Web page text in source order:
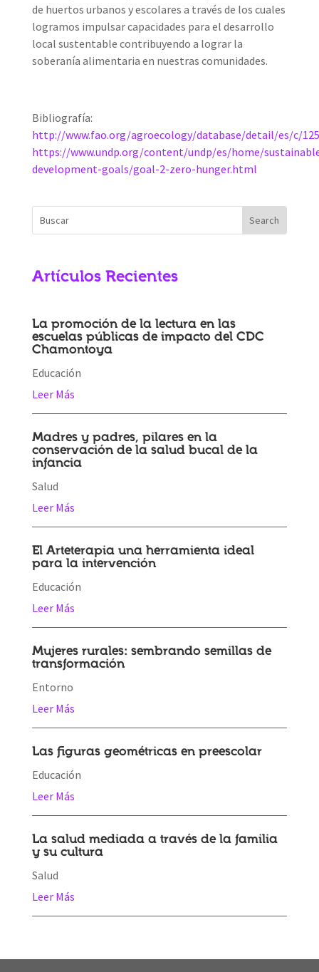
de huertos urbanos y escolares a través de los cuales
logramos impulsar capacidades para el desarrollo
local sustentable contribuyendo a lograr la
soberanía alimentaria en nuestras comunidades.
Bibliografía:
http://www.fao.org/agroecology/database/detail/es/c/
https://www.undp.org/content/undp/es/home/
development-goals/goal-2-zero-hunger.html
Artículos Recientes
La promoción de la lectura en las
escuelas públicas de impacto del CDC
Chamontoya
Educación
Leer Más
Madres y padres, pilares en la
conservación de la salud bucal de la
infancia
Salud
Leer Más
El Arteterapia una herramienta ideal
para la intervención
Educación
Leer Más
Mujeres rurales: sembrando semillas de
transformación
Entorno
Leer Más
Las figuras geométricas en preescolar
Educación
Leer Más
La salud mediada a través de la familia
y su cultura
Salud
Leer Más